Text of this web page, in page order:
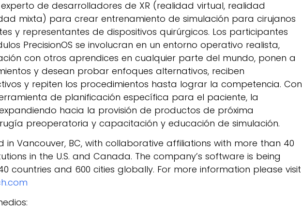
de desarrolladores de XR (realidad virtual, realidad
mixta) para crear entrenamiento de simulación para cirujanos
y representantes de dispositivos quirúrgicos. Los participantes
PrecisionOS se involucran en un entorno operativo realista,
con otros aprendices en cualquier parte del mundo, ponen a
y desean probar enfoques alternativos, reciben
y repiten los procedimientos hasta lograr la competencia. Con
de planificación específica para el paciente, la
hacia la provisión de productos de próxima
preoperatoria y capacitación y educación de simulación.
in Vancouver, BC, with collaborative affiliations with more than 40
in the U.S. and Canada. The company’s software is being
countries and 600 cities globally. For more information please visit